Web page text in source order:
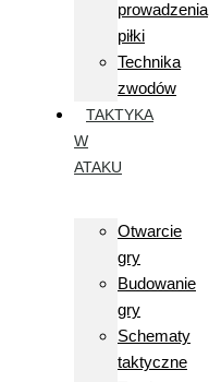
prowadzenia
piłki
Technika
zwodów
TAKTYKA
W
ATAKU
Otwarcie
gry
Budowanie
gry
Schematy
taktyczne